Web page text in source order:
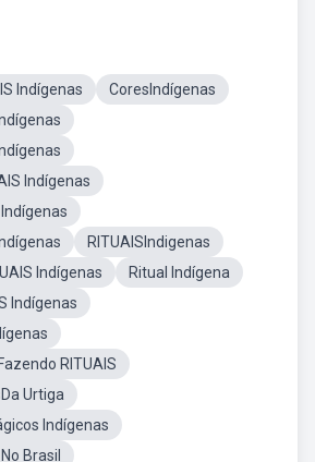
Indígenas
CoresIndígenas
Indígenas
RITUAISIndigenas
Indígenas
Ritual Indígena
Indígenas
RITUAIS
Urtiga
Indígenas
Brasil